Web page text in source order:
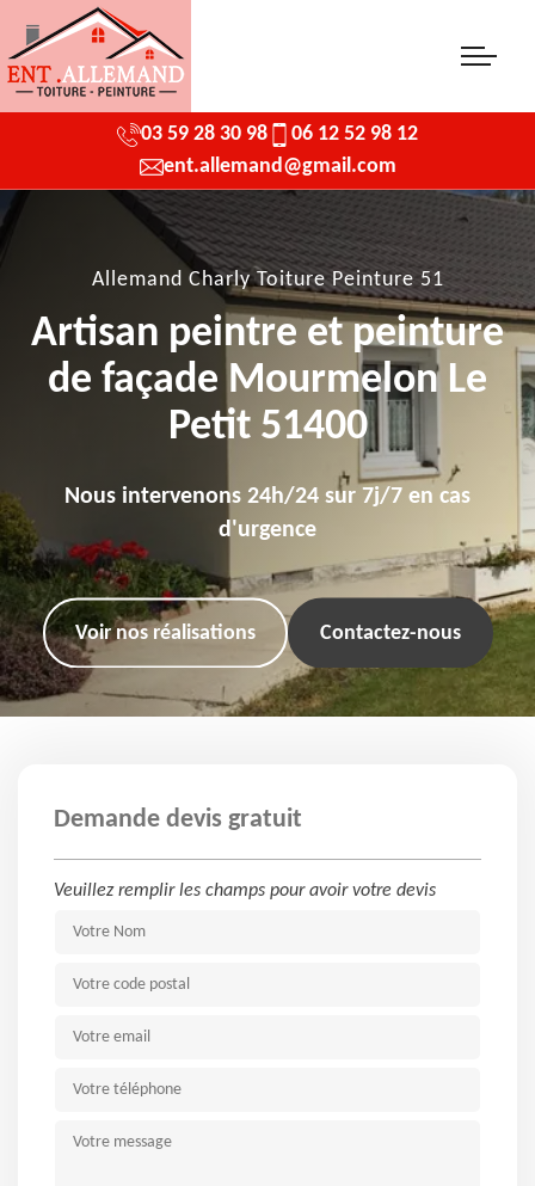
03 59 28 30 98
06 12 52 98 12
ent.allemand@gmail.com
Allemand Charly Toiture Peinture 51
Artisan peintre et peinture
de façade Mourmelon Le
Petit 51400
Nous intervenons 24h/24 sur 7j/7 en cas
d'urgence
Voir nos réalisations Contactez-nous
Demande devis gratuit
Veuillez remplir les champs pour avoir votre devis